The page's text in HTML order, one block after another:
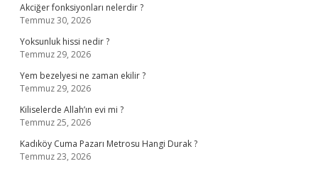
Akciğer fonksiyonları nelerdir ?
Temmuz 30, 2026
Yoksunluk hissi nedir ?
Temmuz 29, 2026
Yem bezelyesi ne zaman ekilir ?
Temmuz 29, 2026
Kiliselerde Allah’ın evi mi ?
Temmuz 25, 2026
Kadıköy Cuma Pazarı Metrosu Hangi Durak ?
Temmuz 23, 2026